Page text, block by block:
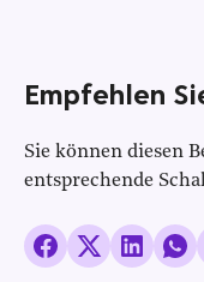
Empfehlen
Sie können diesen
entsprechende